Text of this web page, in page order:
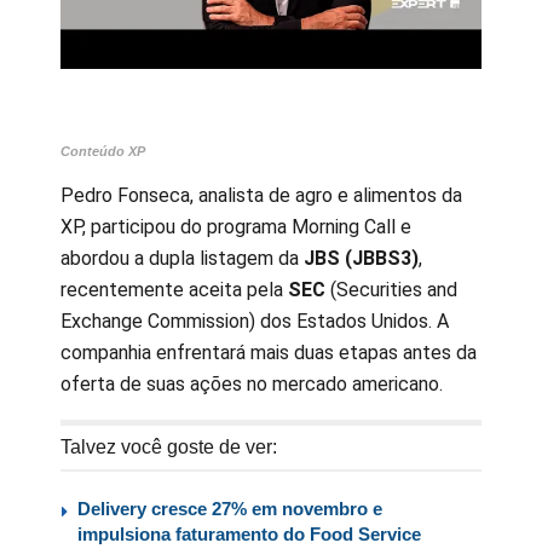
Conteúdo XP
Pedro Fonseca, analista de agro e alimentos da
XP, participou do programa Morning Call e
abordou a dupla listagem da JBS (JBBS3),
recentemente aceita pela SEC (Securities and
Exchange Commission) dos Estados Unidos. A
companhia enfrentará mais duas etapas antes da
oferta de suas ações no mercado americano.
Talvez você goste de ver:
Delivery cresce 27% em novembro e
impulsiona faturamento do Food Service